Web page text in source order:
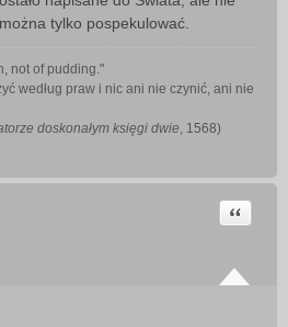
tylko pospekulować.
not of pudding."
według praw i nic ani nie czynić, ani nie
doskonałym księgi dwie, 1568)
Cytuj